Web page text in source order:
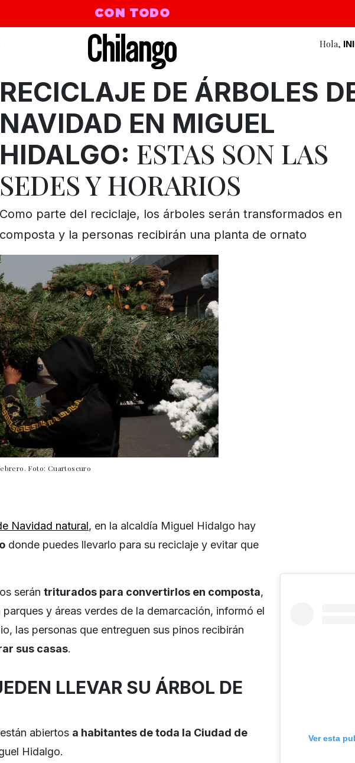
CON TODO
Hola,
RECICLAJE DE ÁRBOLES
NAVIDAD EN MIGUEL
HIDALGO: ESTAS SON LAS
SEDES Y HORARIOS
Como parte del reciclaje, los árboles serán transformados en
composta y la personas recibirán una planta de ornato
Foto: Cuartoscuro
Navidad natural, en la alcaldía Miguel Hidalgo hay
donde puedes llevarlo para su reciclaje y evitar que
serán triturados para convertirlos en composta,
y áreas verdes de la demarcación, informó el
las personas que entreguen sus pinos recibirán
sus casas.
LLEVAR SU ÁRBOL DE
abiertos a habitantes de toda la Ciudad de
Hidalgo.
Ver esta